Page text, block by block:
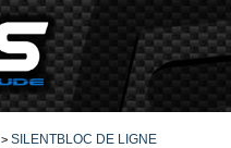
SILENTBLOC DE LIGNE